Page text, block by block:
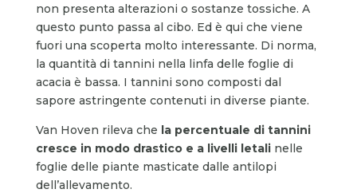
non presenta alterazioni o sostanze tossiche. A
questo punto passa al cibo. Ed è qui che viene
fuori una scoperta molto interessante. Di norma,
la quantità di tannini nella linfa delle foglie di
acacia è bassa. I tannini sono composti dal
sapore astringente contenuti in diverse piante.
Van Hoven rileva che la percentuale di tannini
cresce in modo drastico e a livelli letalinelle
foglie delle piante masticate dalle antilopi
dell’allevamento.